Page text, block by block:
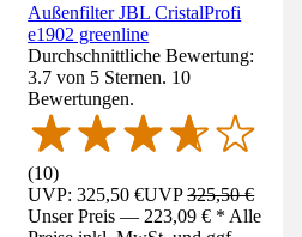
Außenfilter JBL CristalProfi
e1902 greenline
Durchschnittliche Bewertung:
3.7 von 5 Sternen. 10
Bewertungen.
(10)
UVP: 325,50 €UVP325,50 €
Unser Preis — 223,09 € * Alle